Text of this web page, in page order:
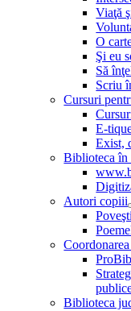
Viaţă
O
Şi eu
Să
Scriu
Cursuri
E-
Exist,
Biblioteca în
Autori copiii
Biblioteca